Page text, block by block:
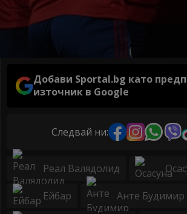
Добави Sportal.bg като
източник в Google
Следвай ни:
Реал Валядолид
Ейбар Анте Будимир